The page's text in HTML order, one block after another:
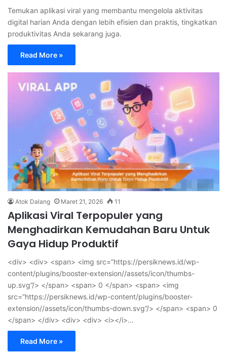
Temukan aplikasi viral yang membantu mengelola aktivitas
digital harian Anda dengan lebih efisien dan praktis, tingkatkan
produktivitas Anda sekarang juga.
Read More »
Atok Dalang Maret 21, 2026 11
Aplikasi Viral Terpopuler yang
Menghadirkan Kemudahan Baru Untuk
Gaya Hidup Produktif
<div> <div> <span> <img src=”https://persiknews.id/wp-
content/plugins/booster-extension//assets/icon/thumbs-
up.svg”/> </span> <span> 0 </span> <span> <img
src=”https://persiknews.id/wp-content/plugins/booster-
extension//assets/icon/thumbs-down.svg”/> </span> <span> 0
</span> </div> <div> <div> <i></i>…
Read More »